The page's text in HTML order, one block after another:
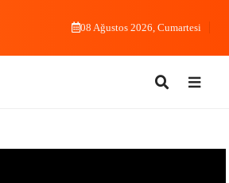
08 Ağustos 2026, Cumartesi